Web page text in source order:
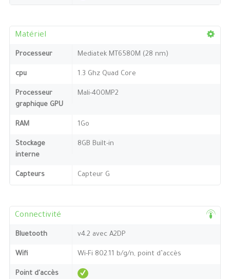
Matériel
Processeur Mediatek MT6580M (28 nm)
cpu 1.3 Ghz Quad Core
Processeur
graphique GPU
Mali-400MP2
RAM 1Go
Stockage
interne
8GB Built-in
Capteurs Capteur G
Connectivité
Bluetooth v4.2 avec A2DP
Wifi Wi-Fi 802.11 b/g/n, point d’accès
Point d'accès